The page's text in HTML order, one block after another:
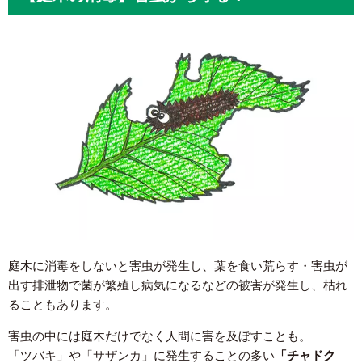
庭木に消毒をしないと害虫が発生し、葉を食い荒らす・害虫が
出す排泄物で菌が繁殖し病気になるなどの被害が発生し、枯れ
ることもあります。
害虫の中には庭木だけでなく人間に害を及ぼすことも。
「ツバキ」や「サザンカ」に発生することの多い 「チャドク